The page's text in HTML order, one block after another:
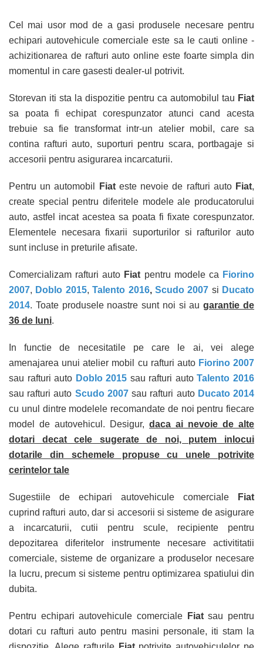
Cel mai usor mod de a gasi produsele necesare pentru
echipari autovehicule comerciale este sa le cauti online -
achizitionarea de rafturi auto online este foarte simpla din
momentul in care gasesti dealer-ul potrivit.
Storevan iti sta la dispozitie pentru ca automobilul tau Fiat
sa poata fi echipat corespunzator atunci cand acesta
trebuie sa fie transformat intr-un atelier mobil, care sa
contina rafturi auto, suporturi pentru scara, portbagaje si
accesorii pentru asigurarea incarcaturii.
Pentru un automobil Fiateste nevoie de rafturi auto Fiat,
create special pentru diferitele modele ale producatorului
auto, astfel incat acestea sa poata fi fixate corespunzator.
Elementele necesara fixarii suporturilor si rafturilor auto
sunt incluse in preturile afisate.
Comercializam rafturi auto Fiat pentru modele ca Fiorino
2007, Doblo 2015,Talento 2016, Scudo 2007 si Ducato
2014. Toate produsele noastre sunt noi si augarantie de
36 de luni.
In functie de necesitatile pe care le ai, vei alege
amenajarea unui atelier mobil cu rafturi auto Fiorino 2007
sau rafturi auto Doblo 2015 sau rafturi autoTalento 2016
sau rafturi auto Scudo 2007 sau rafturi auto Ducato 2014
cu unul dintre modelele recomandate de noi pentru fiecare
model de autovehicul. Desigur, daca ai nevoie de alte
dotari decat cele sugerate de noi, putem inlocui
dotarile din schemele propuse cu unele potrivite
cerintelor tale
Sugestiile de echipari autovehicule comerciale
Fiat
cuprind rafturi auto, dar si accesorii si sisteme de asigurare
a incarcaturii, cutii pentru scule, recipiente pentru
depozitarea diferitelor instrumente necesare activititatii
comerciale, sisteme de organizare a produselor necesare
la lucru, precum si sisteme pentru optimizarea spatiului din
dubita.
Pentru echipari autovehicule comerciale Fiatsau pentru
dotari cu rafturi auto pentru masini personale, iti stam la